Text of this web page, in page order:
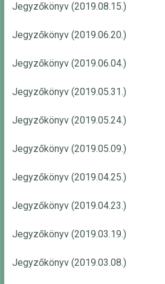
Jegyzőkönyv (2019.08.15.)
Jegyzőkönyv (2019.06.20.)
Jegyzőkönyv (2019.06.04.)
Jegyzőkönyv (2019.05.31.)
Jegyzőkönyv (2019.05.24.)
Jegyzőkönyv (2019.05.09.)
Jegyzőkönyv (2019.04.25.)
Jegyzőkönyv (2019.04.23.)
Jegyzőkönyv (2019.03.19.)
Jegyzőkönyv (2019.03.08.)